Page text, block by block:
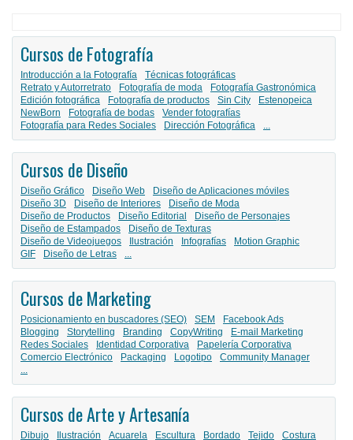
Cursos de Fotografía
Introducción a la Fotografía
Técnicas fotográficas
Retrato y Autorretrato
Fotografía de moda
Fotografía Gastronómica
Edición fotográfica
Fotografía de productos Sin City
Estenopeica
NewBorn
Fotografía de bodas
Vender fotografías
Fotografía para Redes Sociales
Dirección Fotográfica ...
Cursos de Diseño
Diseño Gráfico Diseño Web
Diseño de Aplicaciones móviles
Diseño 3D
Diseño de Interiores
Diseño de Moda
Diseño de Productos
Diseño Editorial
Diseño de Personajes
Diseño de Estampados
Diseño de Texturas
Diseño de Videojuegos
Ilustración Infografías
Motion Graphic
GIF
Diseño de Letras ...
Cursos de Marketing
Posicionamiento en buscadores (SEO) SEM
Facebook Ads
Blogging
Storytelling Branding CopyWriting
E-mail Marketing
Redes Sociales
Identidad Corporativa
Papelería Corporativa
Comercio Electrónico
Packaging Logotipo
Community Manager
...
Cursos de Arte y Artesanía
Dibujo Ilustración Acuarela Escultura Bordado Tejido Costura